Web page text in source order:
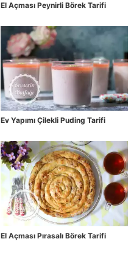
El Açması Peynirli Börek Tarifi
Ev Yapımı Çilekli Puding Tarifi
El Açması Pırasalı Börek Tarifi